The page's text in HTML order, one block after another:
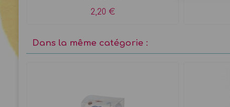
2,20 €
Dans la même catégorie :